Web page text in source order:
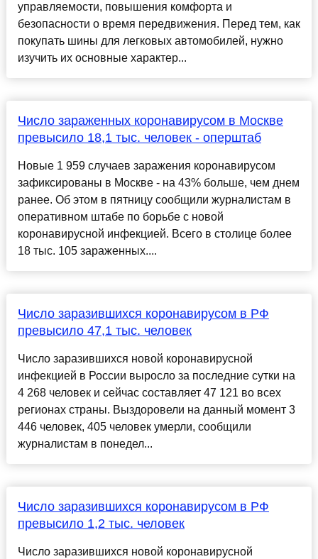
управляемости, повышения комфорта и
безопасности о время передвижения. Перед тем, как
покупать шины для легковых автомобилей, нужно
изучить их основные характер...
Число зараженных коронавирусом в Москве
превысило 18,1 тыс. человек - оперштаб
Новые 1 959 случаев заражения коронавирусом
зафиксированы в Москве - на 43% больше, чем днем
ранее. Об этом в пятницу сообщили журналистам в
оперативном штабе по борьбе с новой
коронавирусной инфекцией. Всего в столице более
18 тыс. 105 зараженных....
Число заразившихся коронавирусом в РФ
превысило 47,1 тыс. человек
Число заразившихся новой коронавирусной
инфекцией в России выросло за последние сутки на
4 268 человек и сейчас составляет 47 121 во всех
регионах страны. Выздоровели на данный момент 3
446 человек, 405 человек умерли, сообщили
журналистам в понедел...
Число заразившихся коронавирусом в РФ
превысило 1,2 тыс. человек
Число заразившихся новой коронавирусной